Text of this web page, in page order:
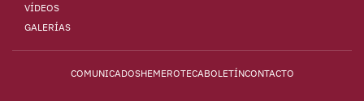
VÍDEOS
GALERÍAS
COMUNICADOSHEMEROTECABOLETÍNCONTACTO